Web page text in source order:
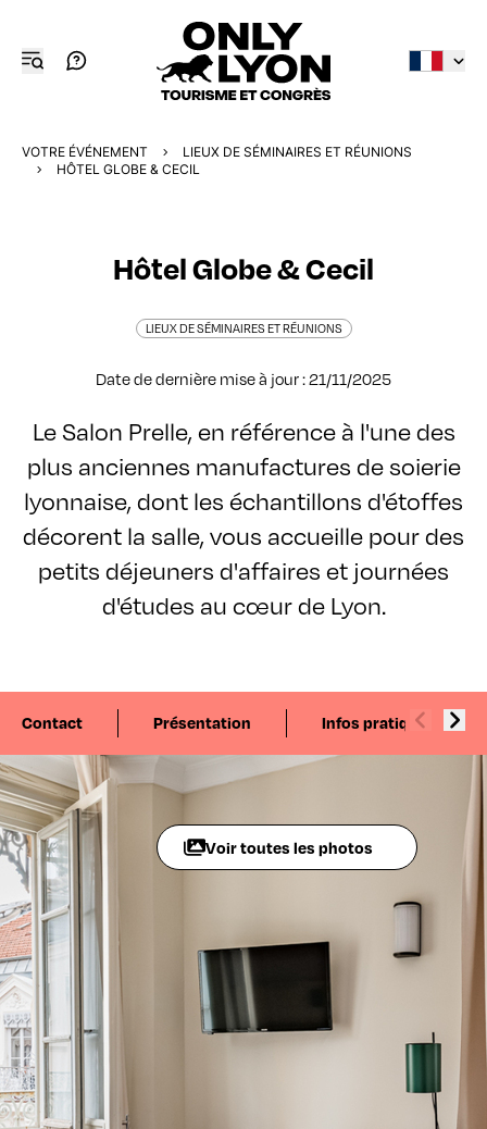
VOTRE ÉVÉNEMENT
LIEUX DE SÉMINAIRES ET RÉUNIONS
HÔTEL GLOBE & CECIL
Hôtel Globe & Cecil
LIEUX DE SÉMINAIRES ET RÉUNIONS
Date de dernière mise à jour : 21/11/2025
Le Salon Prelle, en référence à l'une des
plus anciennes manufactures de soierie
lyonnaise, dont les échantillons d'étoffes
décorent la salle, vous accueille pour des
petits déjeuners d'affaires et journées
d'études au cœur de Lyon.
Contact Présentation Infos pratiques
Voir toutes les photos